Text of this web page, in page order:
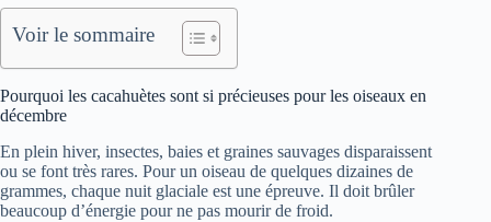
Voir le sommaire
Pourquoi les cacahuètes sont si précieuses pour les oiseaux en
décembre
En plein hiver, insectes, baies et graines sauvages disparaissent
ou se font très rares. Pour un oiseau de quelques dizaines de
grammes, chaque nuit glaciale est une épreuve. Il doit brûler
beaucoup d’énergie pour ne pas mourir de froid.